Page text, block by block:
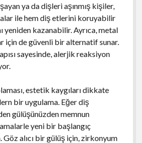
ya da dişleri aşınmış kişiler,
ile hem diş etlerini koruyabilir
yeniden kazanabilir. Ayrıca, metal
için de güvenli bir alternatif sunar.
sayesinde, alerjik reaksiyon
estetik kaygıları dikkate
bir uygulama. Eğer diş
gülüşünüzden memnun
yeni bir başlangıç
Göz alıcı bir gülüş için, zirkonyum